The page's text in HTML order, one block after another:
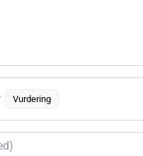
Vurdering